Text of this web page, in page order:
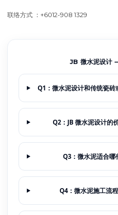
联络方式 ： +6012-908 1329
JB 微水泥设计
Q1：微水泥设计和传统瓷砖
Q2：JB 微水泥设计的
Q3：微水泥适合哪
Q4：微水泥施工流